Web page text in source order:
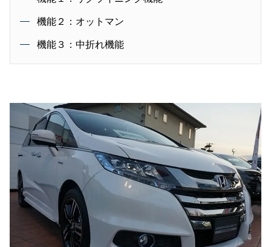
機能２：オットマン
機能３：中折れ機能